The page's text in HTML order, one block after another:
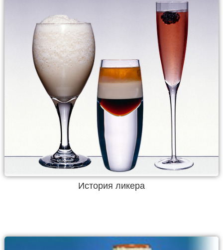
История ликера